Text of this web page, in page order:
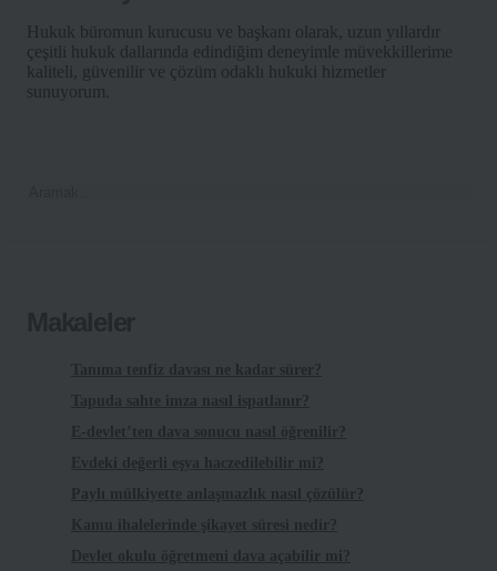
Hukuk büromun kurucusu ve başkanı olarak, uzun yıllardır
çeşitli hukuk dallarında edindiğim deneyimle müvekkillerime
kaliteli, güvenilir ve çözüm odaklı hukuki hizmetler
sunuyorum.